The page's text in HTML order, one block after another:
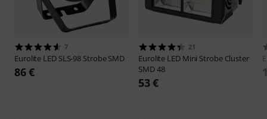
7
Eurolite LED SLS-98 Strobe SMD
86 €
21
Eurolite LED Mini Strobe Cluster
SMD 48
53 €